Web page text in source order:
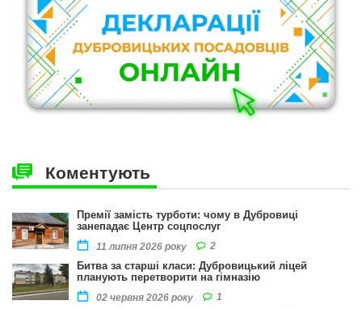
Коментують
Премії замість турботи: чому в Дубровиці
занепадає Центр соцпослуг
11 липня 2026 року 2
Битва за старші класи: Дубровицький ліцей
планують перетворити на гімназію
02 червня 2026 року 1